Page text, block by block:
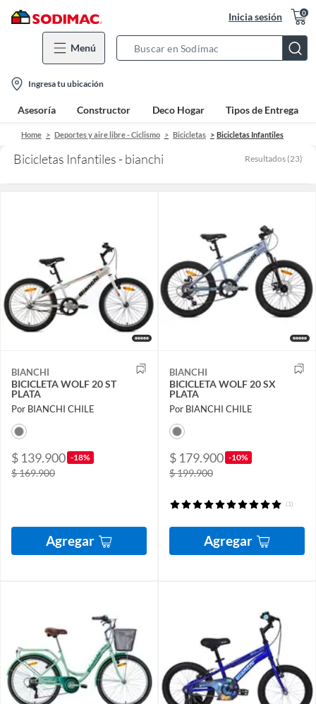
Inicia sesión 0
Menú
Bar
location-
icon
Ingresa tu ubicación
Asesoría Constructor Deco Hogar Tipos de Entrega
Home Deportes y aire libre - Ciclismo Bicicletas Bicicletas Infantiles
Bicicletas Infantiles - bianchi Resultados (23)
BIANCHI
BICICLETA WOLF 20 ST
PLATA
Por BIANCHI CHILE
$ 139.900 -18%
$ 169.900
Agregar
BIANCHI
BICICLETA WOLF 20 SX
PLATA
Por BIANCHI CHILE
$ 179.900 -10%
$ 199.900
(1)
Agregar